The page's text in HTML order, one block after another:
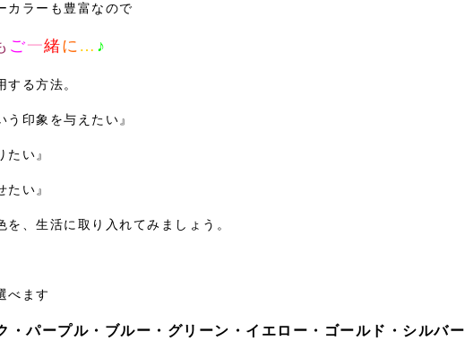
カラーも豊富なので
ご一緒に … ♪
る方法。
う印象を与えたい』
たい』
たい』
を、生活に取り入れてみましょう。
べます
・パープル・ブルー・グリーン・イエロー・ゴールド・シルバー